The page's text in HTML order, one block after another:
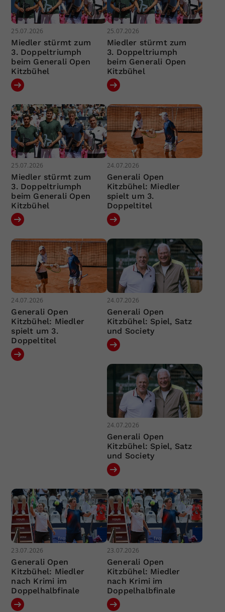
25.07.2026
Miedler stürmt zum
3. Doppeltriumph
beim Generali Open
Kitzbühel
25.07.2026
Miedler stürmt zum
3. Doppeltriumph
beim Generali Open
Kitzbühel
25.07.2026
Miedler stürmt zum
3. Doppeltriumph
beim Generali Open
Kitzbühel
24.07.2026
Generali Open
Kitzbühel: Miedler
spielt um 3.
Doppeltitel
24.07.2026
Generali Open
Kitzbühel: Miedler
spielt um 3.
Doppeltitel
24.07.2026
Generali Open
Kitzbühel: Spiel, Satz
und Society
24.07.2026
Generali Open
Kitzbühel: Spiel, Satz
und Society
23.07.2026
Generali Open
Kitzbühel: Miedler
nach Krimi im
Doppelhalbfinale
23.07.2026
Generali Open
Kitzbühel: Miedler
nach Krimi im
Doppelhalbfinale